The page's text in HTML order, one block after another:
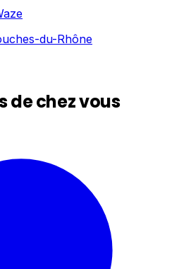
du-Rhône
de chez vous